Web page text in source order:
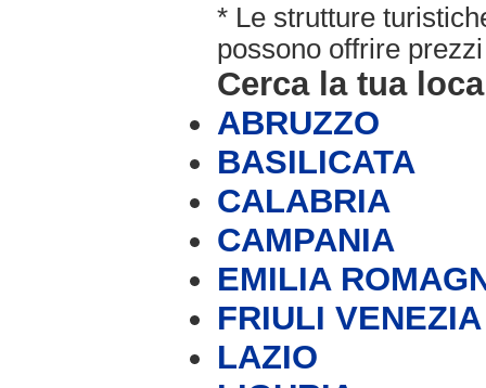
* Le strutture
possono offrire
Cerca la tua
ABRUZZO
BASILICATA
CALABRIA
CAMPANIA
EMILIA
FRIULI
LAZIO